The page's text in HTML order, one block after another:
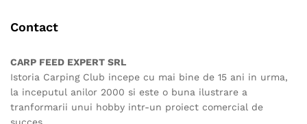
Contact
CARP FEED EXPERT SRL
Istoria Carping Club incepe cu mai bine de 15 ani in urma,
la inceputul anilor 2000 si este o buna ilustrare a
tranformarii unui hobby intr-un proiect comercial de
succes.